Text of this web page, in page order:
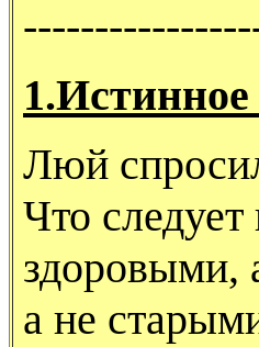
Люй
Что
здоровыми,
а не